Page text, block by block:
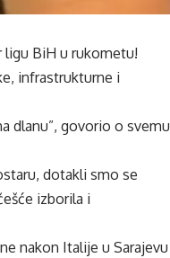
ligu BiH u rukometu!
infrastrukturne i
dlanu”, govorio o svemu
dotakli smo se
izborila i
nakon Italije u Sarajevu